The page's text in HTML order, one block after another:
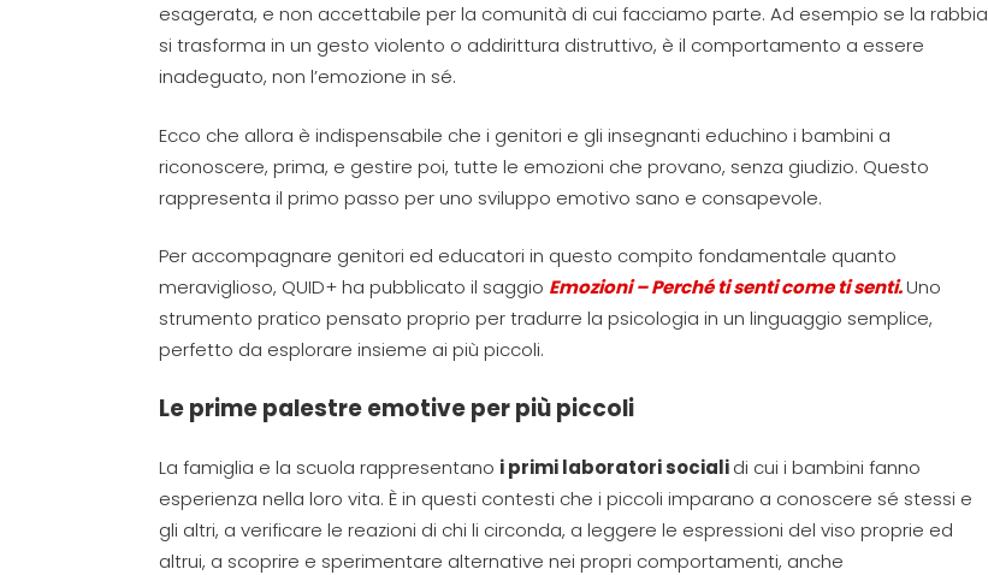
esagerata, e non accettabile per la comunità di cui facciamo parte. Ad esempio se la rabbia
si trasforma in un gesto violento o addirittura distruttivo, è il comportamento a essere
inadeguato, non l’emozione in sé.
Ecco che allora è indispensabile che i genitori e gli insegnanti educhino i bambini a
riconoscere, prima, e gestire poi, tutte le emozioni che provano, senza giudizio. Questo
rappresenta il primo passo per uno sviluppo emotivo sano e consapevole.
Per accompagnare genitori ed educatori in questo compito fondamentale quanto
meraviglioso, QUID+ ha pubblicato il saggio Emozioni – Perché ti senti come ti senti.Uno
strumento pratico pensato proprio per tradurre la psicologia in un linguaggio semplice,
perfetto da esplorare insieme ai più piccoli.
Le prime palestre emotive per più piccoli
La famiglia e la scuola rappresentano i primi laboratori socialidi cui i bambini fanno
esperienza nella loro vita. È in questi contesti che i piccoli imparano a conoscere sé stessi e
gli altri, a verificare le reazioni di chi li circonda, a leggere le espressioni del viso proprie ed
altrui, a scoprire e sperimentare alternative nei propri comportamenti, anche